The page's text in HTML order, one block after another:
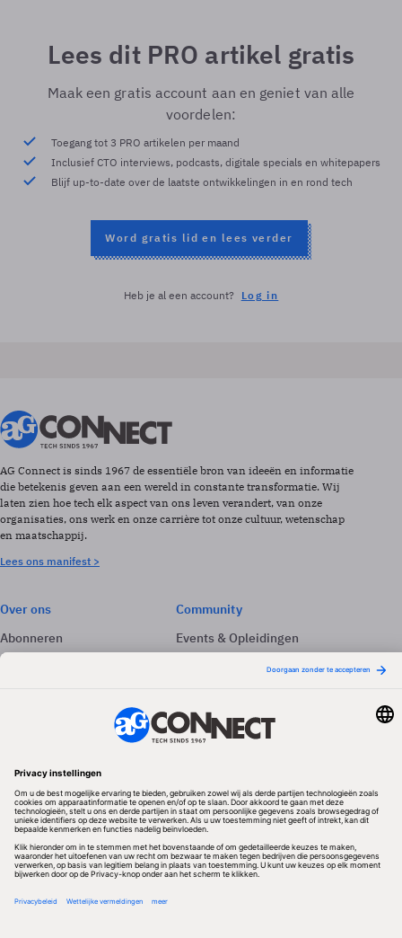
Lees dit PRO artikel gratis
Maak een gratis account aan en geniet van alle
voordelen:
Toegang tot 3 PRO artikelen per maand
Inclusief CTO interviews, podcasts, digitale specials en whitepapers
Blijf up-to-date over de laatste ontwikkelingen in en rond tech
Word gratis lid en lees verder
Heb je al een account? Log in
AG Connect is sinds 1967 de essentiële bron van ideeën en informatie
die betekenis geven aan een wereld in constante transformatie. Wij
laten zien hoe tech elk aspect van ons leven verandert, van onze
organisaties, ons werk en onze carrière tot onze cultuur, wetenschap
en maatschappij.
Lees ons manifest >
Over ons
Abonneren
Adverteren
Community
Events & Opleidingen
Nieuwsbrieven
Volg ons
Redactionele partner